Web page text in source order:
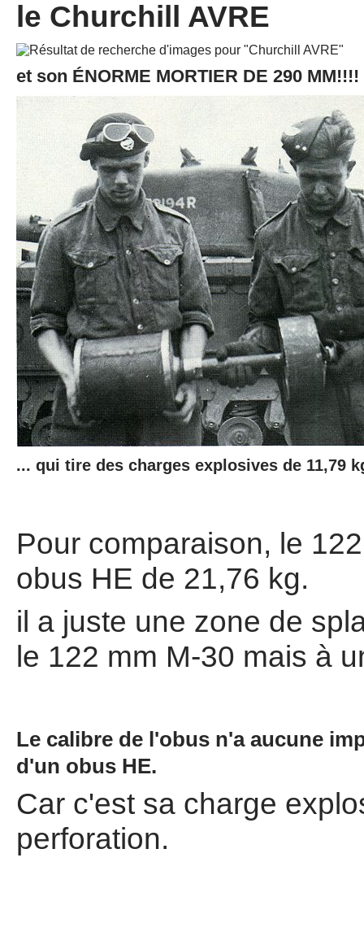
le Churchill AVRE
et son ÉNORME MORTIER DE 290
... qui tire des charges explosives de 11,79
Pour comparaison, le
obus HE de 21,76 kg.
il a juste une zone de
le 122 mm M-30 mais à
Le calibre de l'obus n'a aucune
d'un obus HE.
Car c'est sa charge
perforation.